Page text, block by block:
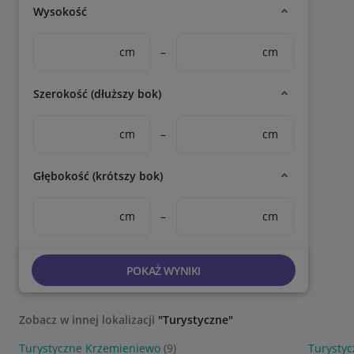
Wysokość
cm – cm
Szerokość (dłuższy bok)
cm – cm
Głębokość (krótszy bok)
cm – cm
POKAŻ WYNIKI
Zobacz w innej lokalizacji "Turystyczne"
Turystyczne Krzemieniewo (9)